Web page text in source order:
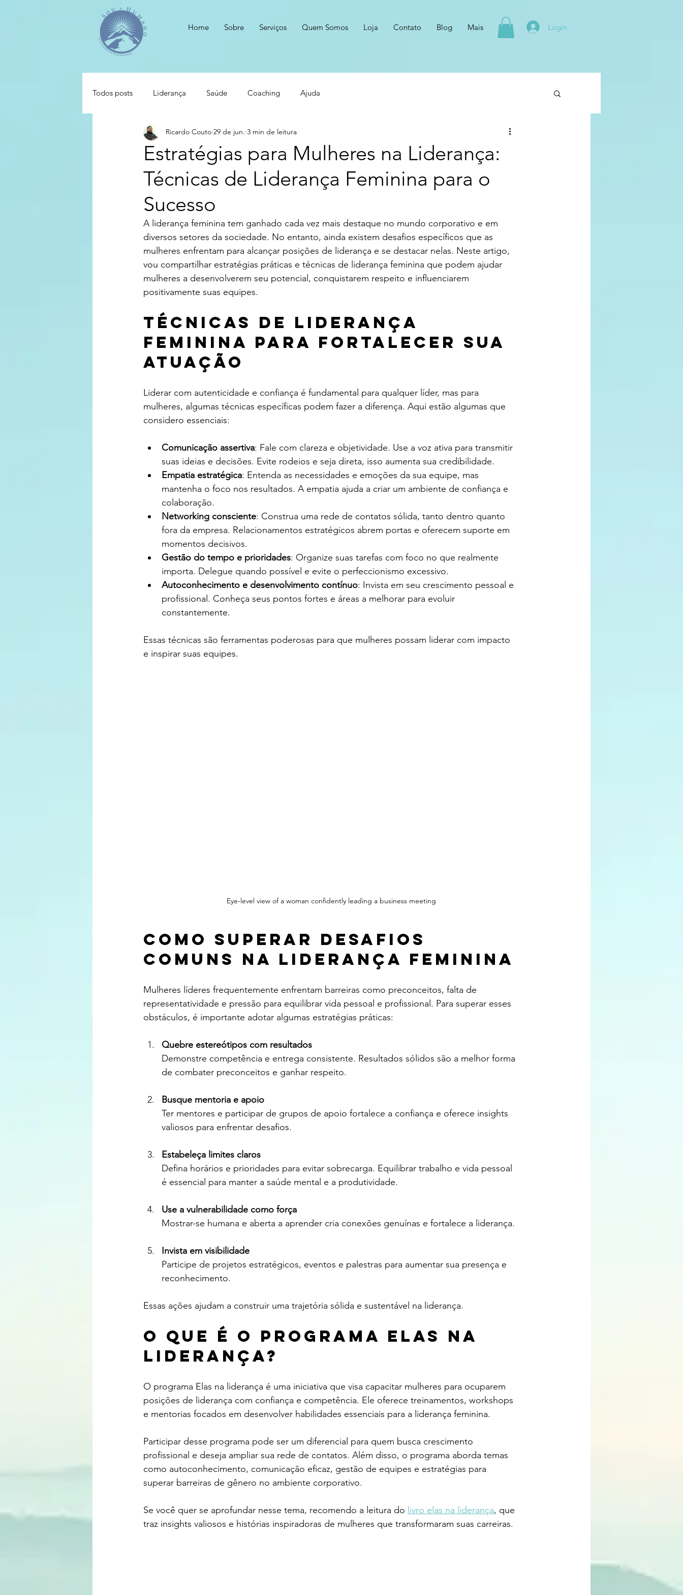
Home Sobre Serviços Quem Somos Loja Contato Blog Mais Login
Todos posts Liderança Saúde Coaching Ajuda
Estratégias para Mulheres na Liderança:
Técnicas de Liderança Feminina para o
Sucesso
Ricardo Couto 29 de jun. 3 min de leitura
A liderança feminina tem ganhado cada vez mais destaque no mundo corporativo e em
diversos setores da sociedade. No entanto, ainda existem desafios específicos que as
mulheres enfrentam para alcançar posições de liderança e se destacar nelas. Neste artigo,
vou compartilhar estratégias práticas e técnicas de liderança feminina que podem ajudar
mulheres a desenvolverem seu potencial, conquistarem respeito e influenciarem
positivamente suas equipes.
Técnicas de liderança
feminina para fortalecer sua
atuação
Liderar com autenticidade e confiança é fundamental para qualquer líder, mas para
mulheres, algumas técnicas específicas podem fazer a diferença. Aqui estão algumas que
considero essenciais:
Comunicação assertiva: Fale com clareza e objetividade. Use a voz ativa para transmitir
suas ideias e decisões. Evite rodeios e seja direta, isso aumenta sua credibilidade.
Empatia estratégica: Entenda as necessidades e emoções da sua equipe, mas
mantenha o foco nos resultados. A empatia ajuda a criar um ambiente de confiança e
colaboração.
Networking consciente: Construa uma rede de contatos sólida, tanto dentro quanto
fora da empresa. Relacionamentos estratégicos abrem portas e oferecem suporte em
momentos decisivos.
Gestão do tempo e prioridades: Organize suas tarefas com foco no que realmente
importa. Delegue quando possível e evite o perfeccionismo excessivo.
Autoconhecimento e desenvolvimento contínuo: Invista em seu crescimento pessoal e
profissional. Conheça seus pontos fortes e áreas a melhorar para evoluir
constantemente.
Essas técnicas são ferramentas poderosas para que mulheres possam liderar com impacto
e inspirar suas equipes.
Eye-level view of a woman confidently leading a business meeting
Como superar desafios
comuns na liderança feminina
Mulheres líderes frequentemente enfrentam barreiras como preconceitos, falta de
representatividade e pressão para equilibrar vida pessoal e profissional. Para superar esses
obstáculos, é importante adotar algumas estratégias práticas:
Quebre estereótipos com resultados
Demonstre competência e entrega consistente. Resultados sólidos são a melhor forma
de combater preconceitos e ganhar respeito.
Busque mentoria e apoio
Ter mentores e participar de grupos de apoio fortalece a confiança e oferece insights
valiosos para enfrentar desafios.
Estabeleça limites claros
Defina horários e prioridades para evitar sobrecarga. Equilibrar trabalho e vida pessoal
é essencial para manter a saúde mental e a produtividade.
Use a vulnerabilidade como força
Mostrar-se humana e aberta a aprender cria conexões genuínas e fortalece a liderança.
Invista em visibilidade
Participe de projetos estratégicos, eventos e palestras para aumentar sua presença e
reconhecimento.
Essas ações ajudam a construir uma trajetória sólida e sustentável na liderança.
O que é o programa Elas na
liderança?
O programa Elas na liderança é uma iniciativa que visa capacitar mulheres para ocuparem
posições de liderança com confiança e competência. Ele oferece treinamentos, workshops
e mentorias focados em desenvolver habilidades essenciais para a liderança feminina.
Participar desse programa pode ser um diferencial para quem busca crescimento
profissional e deseja ampliar sua rede de contatos. Além disso, o programa aborda temas
como autoconhecimento, comunicação eficaz, gestão de equipes e estratégias para
superar barreiras de gênero no ambiente corporativo.
Se você quer se aprofundar nesse tema, recomendo a leitura do livro elas na liderança, que
traz insights valiosos e histórias inspiradoras de mulheres que transformaram suas carreiras.